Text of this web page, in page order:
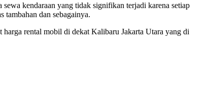
kendaraan yang tidak signifikan terjadi karena setiap
tambahan dan sebagainya.
harga rental mobil di dekat Kalibaru Jakarta Utara yang di